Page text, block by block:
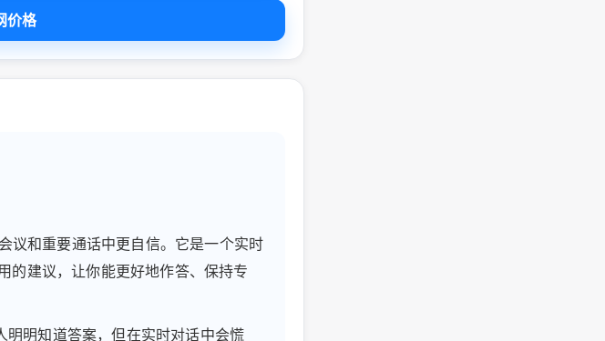
价格
议和重要通话中更自信。它是一个实时
的建议，让你能更好地作答、保持专
明知道答案，但在实时对话中会慌